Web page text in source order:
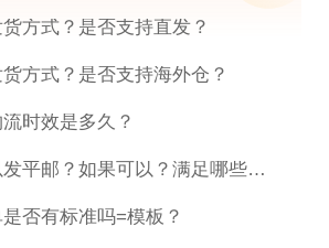
方式？是否支持直发？
方式？是否支持海外仓？
时效是多久？
是否可以发平邮？如果可以？满足哪些条件可以？
否有标准吗=模板？